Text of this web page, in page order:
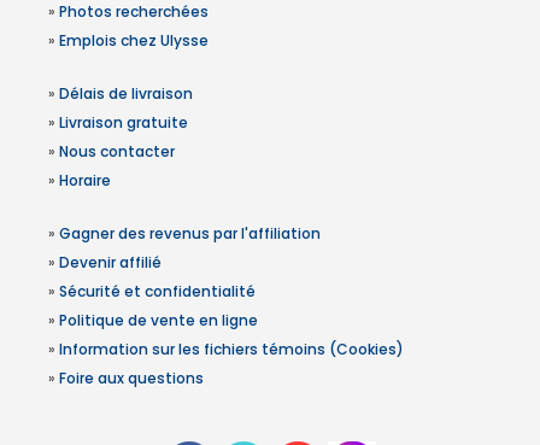
» Photos recherchées
» Emplois chez Ulysse
» Délais de livraison
» Livraison gratuite
» Nous contacter
» Horaire
» Gagner des revenus par l'affiliation
» Devenir affilié
» Sécurité et confidentialité
» Politique de vente en ligne
» Information sur les fichiers témoins (Cookies)
» Foire aux questions